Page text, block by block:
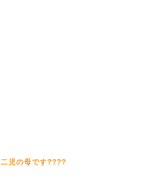
二児の母です????